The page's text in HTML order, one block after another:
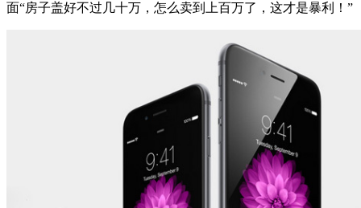
面“房子盖好不过几十万，怎么卖到上百万了，这才是暴利！”